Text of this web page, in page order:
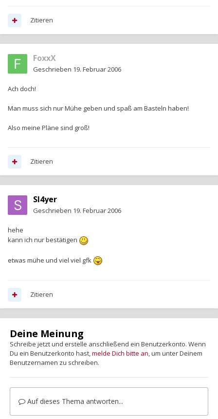
Zitieren
FoxxX
Geschrieben 19. Februar 2006
Ach doch!
Man muss sich nur Mühe geben und spaß am Basteln haben!
Also meine Pläne sind groß!
Zitieren
Sl4yer
Geschrieben 19. Februar 2006
hehe
kann ich nur bestätigen
etwas mühe und viel viel gfk
Zitieren
Deine Meinung
Schreibe jetzt und erstelle anschließend ein Benutzerkonto. Wenn
Du ein Benutzerkonto hast,melde Dich bitte an, um unter Deinem
Benutzernamen zu schreiben.
Auf dieses Thema antworten...